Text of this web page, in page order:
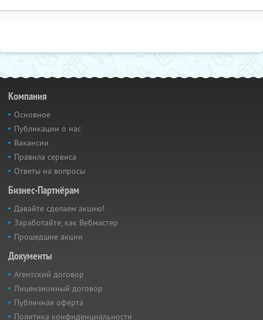
Компания
Основное
Публикации о нас
Вакансии
Правила сервиса
Ответы на вопросы
Бизнес-Партнёрам
Давайте сделаем акцию!
Заработайте, как Вебмастер
Прошедшие акции
Документы
Агентский договор
Лицензионный договор
Публичная оферта
Политика конфиденциальности